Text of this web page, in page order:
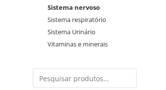
Sistema nervoso
Sistema respiratório
Sistema Urinário
Vitaminas e minerais